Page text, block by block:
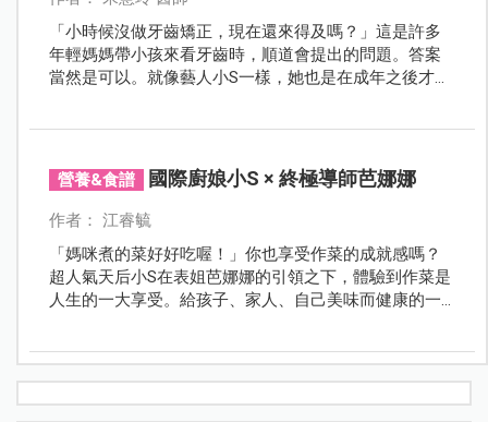
「小時候沒做牙齒矯正，現在還來得及嗎？」這是許多
年輕媽媽帶小孩來看牙齒時，順道會提出的問題。答案
當然是可以。就像藝人小S一樣，她也是在成年之後才做
營養&食譜 國際廚娘小S × 終極導師芭娜娜
作者： 江睿毓
「媽咪煮的菜好好吃喔！」你也享受作菜的成就感嗎？
超人氣天后小S在表姐芭娜娜的引領之下，體驗到作菜是
人生的一大享受。給孩子、家人、自己美味而健康的一